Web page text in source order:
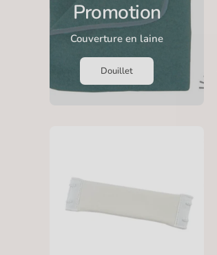
Promotion
Couverture en laine
Douillet